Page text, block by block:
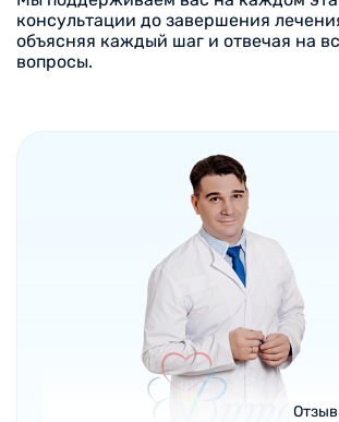
консультации до завершения
объясняя каждый шаг и отвечая на
вопросы.